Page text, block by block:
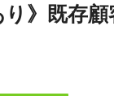
》既存